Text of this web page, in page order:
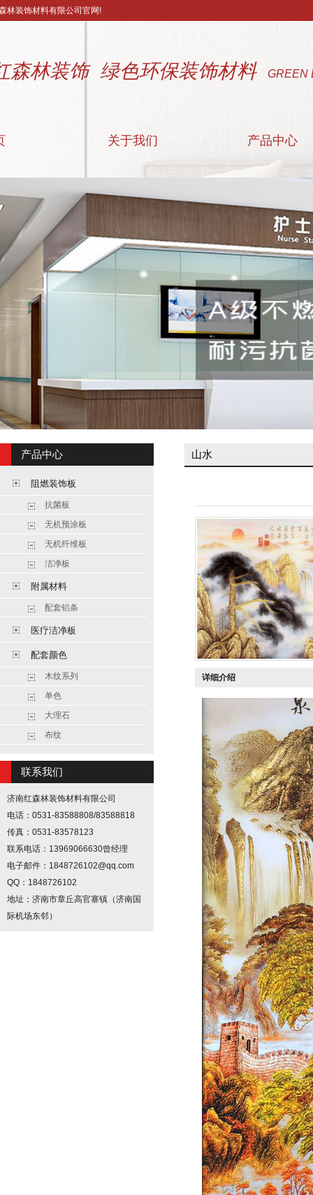
林装饰材料有限公司官网!
森林装饰 绿色环保装饰材料 GREEN
关于我们
联系我们
产品中心
医疗洁净板
配套颜色
产品中心
阻燃装饰板
抗菌板
无机预涂板
无机纤维板
洁净板
附属材料
配套铝条
医疗洁净板
配套颜色
木纹系列
单色
大理石
布纹
联系我们
济南红森林装饰材料有限公司
电话：0531-83588808/83588818
传真：0531-83578123
联系电话：13969066630曾经理
电子邮件：1848726102@qq.com
QQ：1848726102
地址：济南市章丘高官寨镇（济南国
际机场东邻）
山水
详细介绍